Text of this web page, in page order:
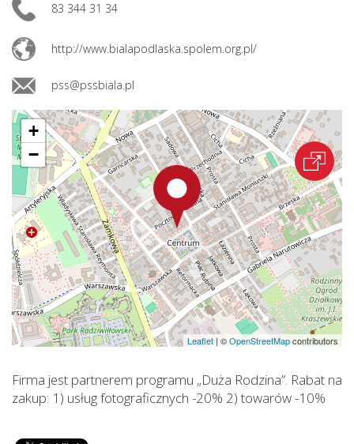
83 344 31 34
http://www.bialapodlaska.spolem.org.pl/
pss@pssbiala.pl
+
−
Leaflet | ©OpenStreetMapcontributors
Firma jest partnerem programu „Duża Rodzina”. Rabat na
zakup: 1) usług fotograficznych -20% 2) towarów -10%